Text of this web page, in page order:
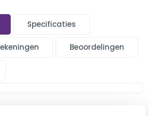
Specificaties
Beoordelingen